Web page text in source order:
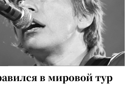
в мировой тур